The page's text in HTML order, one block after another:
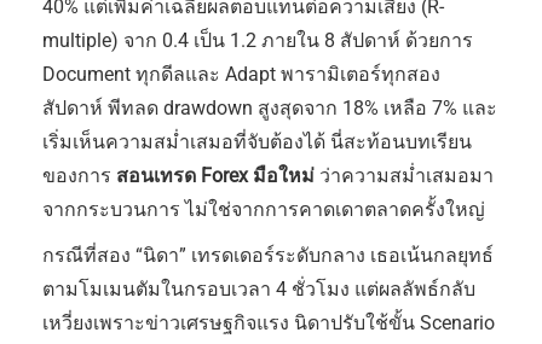
40% แต่เพิ่มค่าเฉลี่ยผลตอบแทนต่อความเสี่ยง (R-
multiple) จาก 0.4 เป็น 1.2 ภายใน 8 สัปดาห์ ด้วยการ
Document ทุกดีลและ Adapt พารามิเตอร์ทุกสอง
สัปดาห์ พีทลด drawdown สูงสุดจาก 18% เหลือ 7% และ
เริ่มเห็นความสม่ำเสมอที่จับต้องได้ นี่สะท้อนบทเรียน
ของการ สอนเทรด Forex มือใหม่ ว่าความสม่ำเสมอมา
จากกระบวนการ ไม่ใช่จากการคาดเดาตลาดครั้งใหญ่
กรณีที่สอง “นิดา” เทรดเดอร์ระดับกลาง เธอเน้นกลยุทธ์
ตามโมเมนตัมในกรอบเวลา 4 ชั่วโมง แต่ผลลัพธ์กลับ
เหวี่ยงเพราะข่าวเศรษฐกิจแรง นิดาปรับใช้ขั้น Scenario